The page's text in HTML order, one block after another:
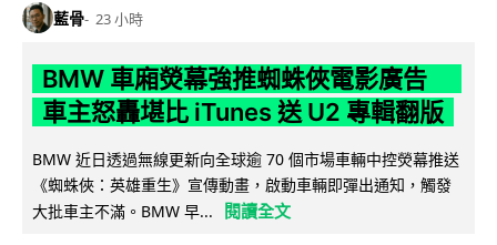
藍骨 23 小時
BMW 車廂熒幕強推蜘蛛俠電影廣告
車主怒轟堪比 iTunes 送 U2 專輯翻版
BMW 近日透過無線更新向全球逾 70 個市場車輛中控熒幕推送
《蜘蛛俠：英雄重生》宣傳動畫，啟動車輛即彈出通知，觸發
大批車主不滿。BMW 早...
閱讀全文